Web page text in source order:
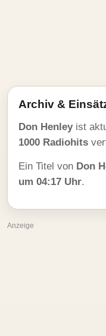
Archiv &
Don Henleyist
1000 Radiohits
Ein Titel von Don
um 04:17 Uhr.
Anzeige